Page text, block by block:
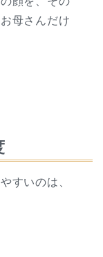
母さんだけ
すいのは、